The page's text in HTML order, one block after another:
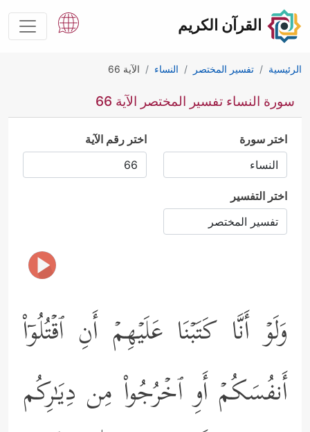
القرآن الكريم
الرئيسية تفسير المختصر النساء الآية 66
سورة النساء تفسير المختصر الآية 66
اختر سورة اختر رقم الآية
اختر التفسير
وَلَوۡ أَنَّا كَتَبۡنَا عَلَیۡهِمۡ أَنِ ٱقۡتُلُوۤاْ
أَنفُسَكُمۡ أَوِ ٱخۡرُجُواْ مِن دِیَـٰرِكُم